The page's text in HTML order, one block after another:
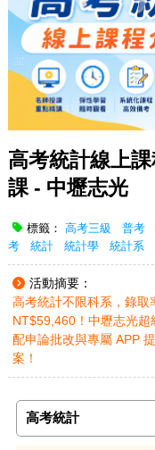
高考統計線上
課 - 中壢志光
標籤： 高考三級 普考
考
統計 統計學 統計系
活動摘要：
高考統計不限科系，錄取
NT$59,460！中壢志光
配申論批改與專屬 APP
案！
高考統計